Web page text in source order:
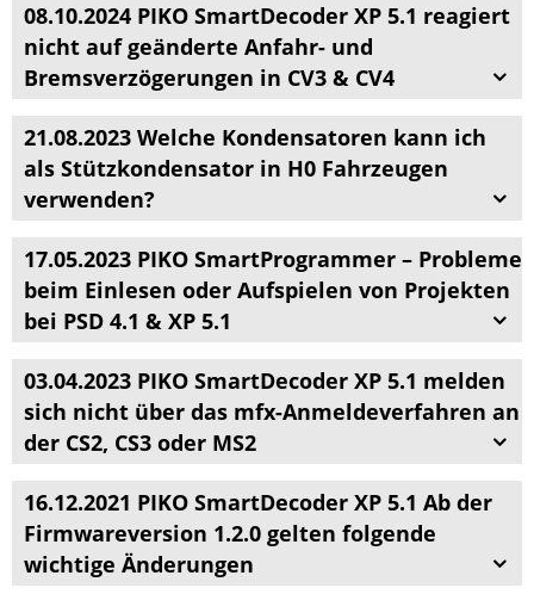
08.10.2024 PIKO SmartDecoder XP 5.1 reagiert
nicht auf geänderte Anfahr- und
Bremsverzögerungen in CV3 & CV4
21.08.2023 Welche Kondensatoren kann ich
als Stützkondensator in H0 Fahrzeugen
verwenden?
17.05.2023 PIKO SmartProgrammer – Probleme
beim Einlesen oder Aufspielen von Projekten
bei PSD 4.1 & XP 5.1
03.04.2023 PIKO SmartDecoder XP 5.1 melden
sich nicht über das mfx-Anmeldeverfahren an
der CS2, CS3 oder MS2
16.12.2021 PIKO SmartDecoder XP 5.1 Ab der
Firmwareversion 1.2.0 gelten folgende
wichtige Änderungen